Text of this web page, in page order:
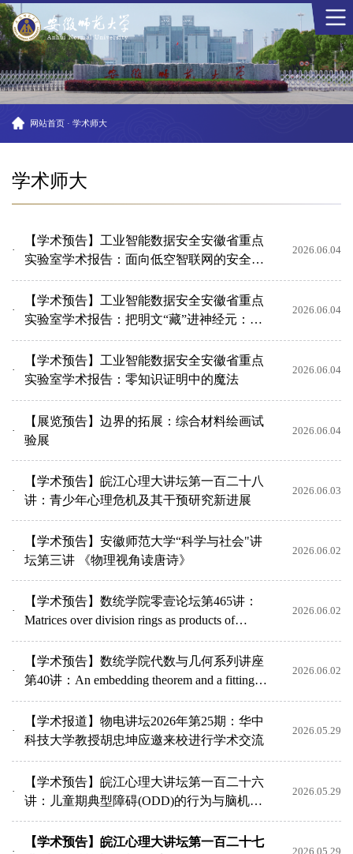
网站首页 · 学术师大
学术师大
【学术预告】工业智能数据安全安徽省重点
实验室学术报告：面向低空智联网的安全管
控机制研究
2026.06.04
【学术预告】工业智能数据安全安徽省重点
实验室学术报告：把明文“藏”进神经元：基
于对抗样本的神经网...
2026.06.04
【学术预告】工业智能数据安全安徽省重点
实验室学术报告：零知识证明中的魔法
2026.06.04
【展览预告】边界的拓展：综合材料绘画试
验展
2026.06.04
【学术预告】皖江心理大讲坛第一百二十八
讲：青少年心理危机及其干预研究新进展
2026.06.03
【学术预告】安徽师范大学“科学与社会"讲
坛第三讲 《物理视角读唐诗》
2026.06.02
【学术预告】数统学院零壹论坛第465讲：
Matrices over division rings as products of
Hermitian matric...
2026.06.02
【学术预告】数统学院代数与几何系列讲座
第40讲：An embedding theorem and a fitting
form lemma on tr...
2026.06.02
【学术报道】物电讲坛2026年第25期：华中
科技大学教授胡忠坤应邀来校进行学术交流
2026.05.29
【学术预告】皖江心理大讲坛第一百二十六
讲：儿童期典型障碍(ODD)的行为与脑机制
研究
2026.05.29
【学术预告】皖江心理大讲坛第一百二十七
2026.05.29